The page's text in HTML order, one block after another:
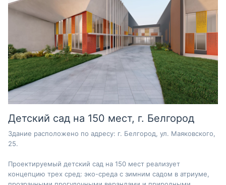
Детский сад на 150 мест, г. Белгород
Здание расположено по адресу: г. Белгород, ул. Маяковского,
25.
Проектируемый детский сад на 150 мест реализует
концепцию трех сред: эко-среда с зимним садом в атриуме,